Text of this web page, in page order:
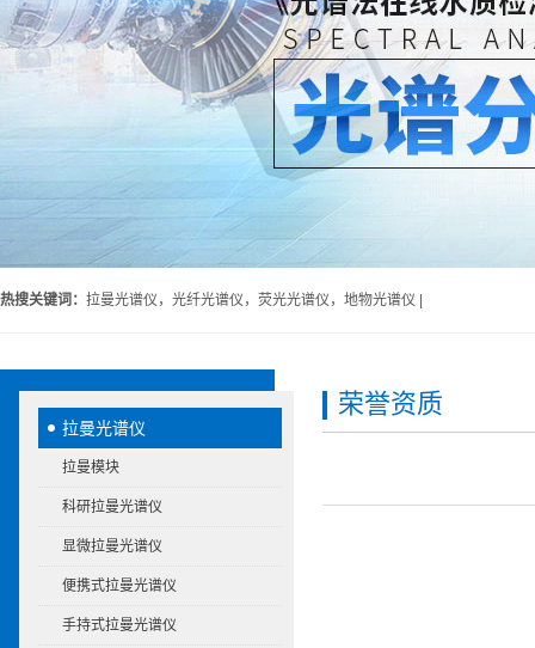
热搜关键词： 拉曼光谱仪，光纤光谱仪，荧光光谱仪，地物光谱仪 |
拉曼光谱仪
拉曼模块
科研拉曼光谱仪
显微拉曼光谱仪
便携式拉曼光谱仪
手持式拉曼光谱仪
荣誉资质